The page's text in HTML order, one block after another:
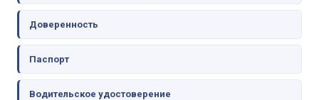
Доверенность
Паспорт
Водительское удостоверение